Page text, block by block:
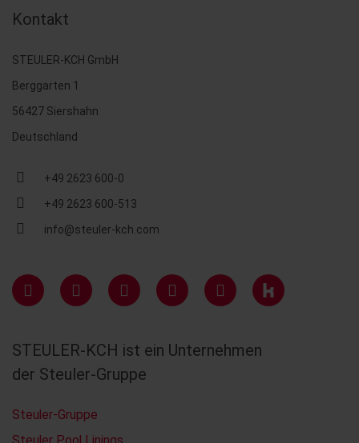
Kontakt
STEULER-KCH GmbH
Berggarten 1
56427 Siershahn
Deutschland
+49 2623 600-0
+49 2623 600-513
info@steuler-kch.com
STEULER-KCH ist ein Unternehmen
der Steuler-Gruppe
Steuler-Gruppe
Steuler Pool Linings